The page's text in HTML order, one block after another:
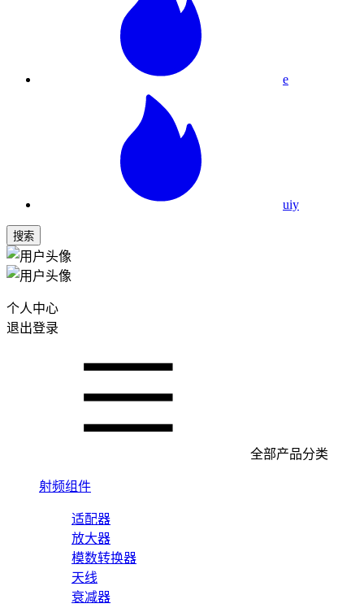
e
uiy
搜索
个人中心
退出登录
全部产品分类
射频组件
适配器
放大器
模数转换器
天线
衰减器